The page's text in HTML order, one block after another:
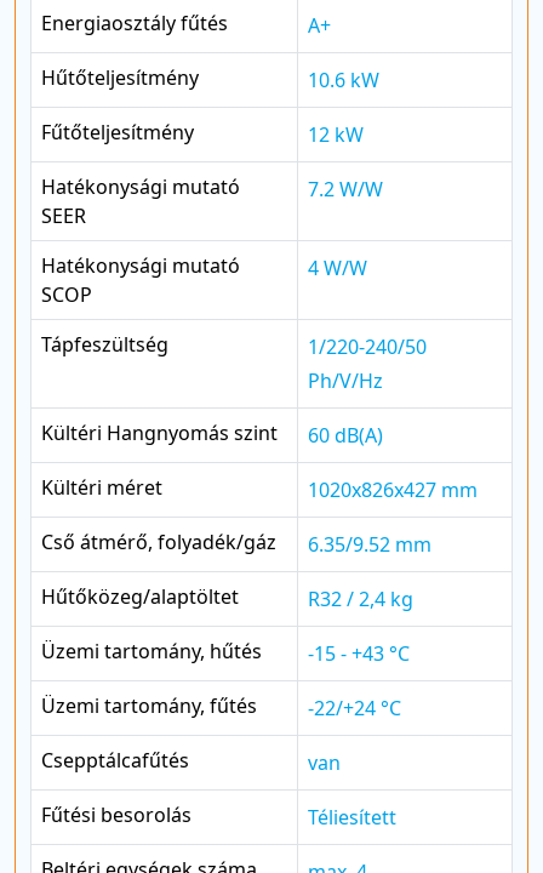
Energiaosztály fűtés
A+
Hűtőteljesítmény
10.6 kW
Fűtőteljesítmény
12 kW
Hatékonysági mutató
SEER
7.2 W/W
Hatékonysági mutató
SCOP
4 W/W
Tápfeszültség
1/220-240/50
Ph/V/Hz
Kültéri Hangnyomás szint
60 dB(A)
Kültéri méret
1020x826x427 mm
Cső átmérő, folyadék/gáz
6.35/9.52 mm
Hűtőközeg/alaptöltet
R32 / 2,4 kg
Üzemi tartomány, hűtés
-15 - +43 °C
Üzemi tartomány, fűtés
-22/+24 °C
Csepptálcafűtés
van
Fűtési besorolás
Téliesített